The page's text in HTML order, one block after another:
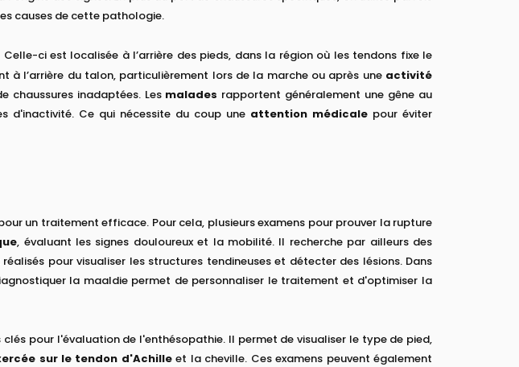
causes de cette pathologie.
ci est localisée à l’arrière des pieds, dans la région où les tendons fixe le
à l’arrière du talon, particulièrement lors de la marche ou après une activité
chaussures inadaptées. Les malades rapportent généralement une gêne au
d'inactivité. Ce qui nécessite du coup une attention médicale pour éviter
un traitement efficace. Pour cela, plusieurs examens pour prouver la rupture
, évaluant les signes douloureux et la mobilité. Il recherche par ailleurs des
pour visualiser les structures tendineuses et détecter des lésions. Dans
la maaldie permet de personnaliser le traitement et d'optimiser la
pour l'évaluation de l'enthésopathie. Il permet de visualiser le type de pied,
sur le tendon d'Achilleet la cheville. Ces examens peuvent également